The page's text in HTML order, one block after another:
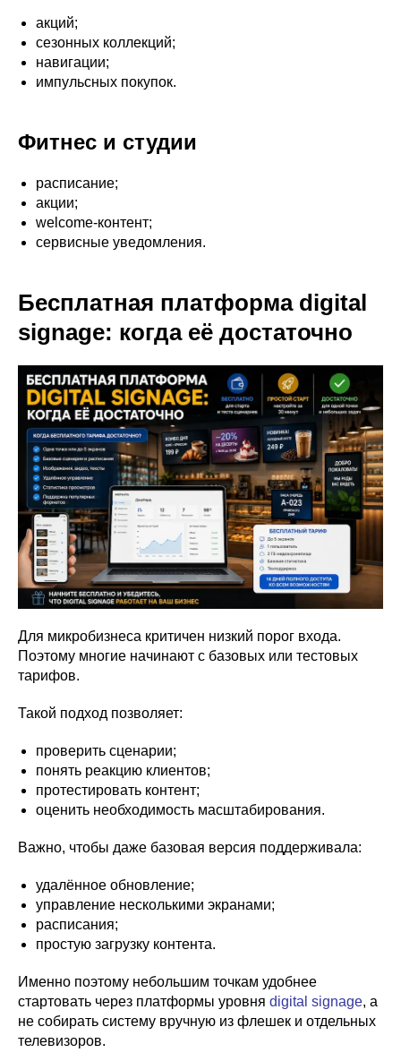
акций;
сезонных коллекций;
навигации;
импульсных покупок.
Фитнес и студии
расписание;
акции;
welcome-контент;
сервисные уведомления.
Бесплатная платформа digital
signage: когда её достаточно
Для микробизнеса критичен низкий порог входа.
Поэтому многие начинают с базовых или тестовых
тарифов.
Такой подход позволяет:
проверить сценарии;
понять реакцию клиентов;
протестировать контент;
оценить необходимость масштабирования.
Важно, чтобы даже базовая версия поддерживала:
удалённое обновление;
управление несколькими экранами;
расписания;
простую загрузку контента.
Именно поэтому небольшим точкам удобнее
стартовать через платформы уровня digital signage, а
не собирать систему вручную из флешек и отдельных
телевизоров.